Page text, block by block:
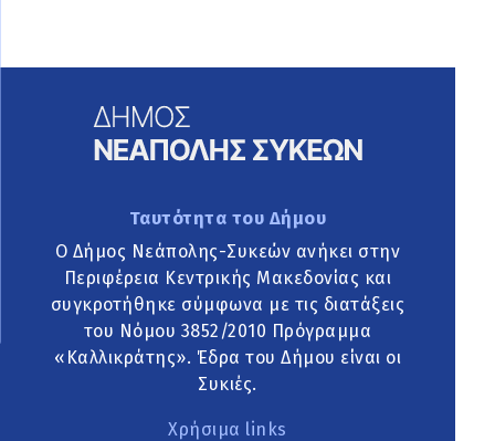
Ταυτότητα του Δήμου
Ο Δήμος Νεάπολης-Συκεών ανήκει στην
Περιφέρεια Κεντρικής Μακεδονίας και
συγκροτήθηκε σύμφωνα με τις διατάξεις
του Νόμου 3852/2010 Πρόγραμμα
«Καλλικράτης». Έδρα του Δήμου είναι οι
Συκιές.
Χρήσιμα links